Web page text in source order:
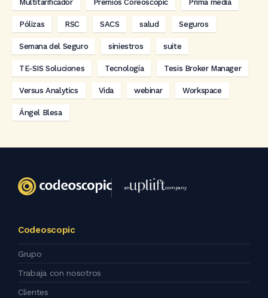
Multitarificador Premios Coreoscopic Prima media
Pólizas RSC SACS salud Seguros
Semana del Seguro siniestros suite
TE-SIS Soluciones Tecnología Tesis Broker Manager
Versus Analytics Vida webinar Workspace
Ángel Blesa
an company
Codeoscopic
Grupo
Trabaja con nosotros
Clientes